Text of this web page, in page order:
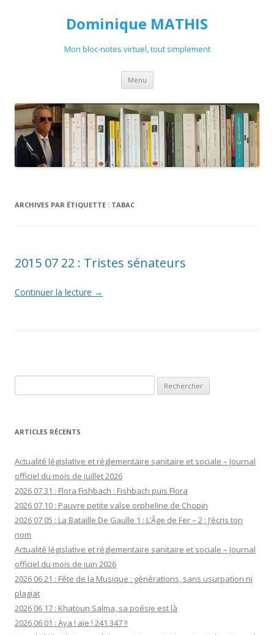
Dominique MATHIS
Mon bloc-notes virtuel, tout simplement
Menu Aller
contenu
ARCHIVES PAR ÉTIQUETTE : TABAC
2015 07 22 : Tristes sénateurs
Continuer la lecture →
ARTICLES RÉCENTS
Actualité législative et réglementaire sanitaire et sociale – Journal
officiel du mois de juillet 2026
2026 07 31 : Flora Fishbach : Fishbach puis Flora
2026 07 10 : Pauvre petite valse orpheline de Chopin
2026 07 05 : La Bataille De Gaulle 1 : L’Âge de Fer – 2 : J’écris ton
nom
Actualité législative et réglementaire sanitaire et sociale – Journal
officiel du mois de juin 2026
2026 06 21 : Fête de la Musique : générations, sans usurpation ni
plagiat
2026 06 17 : Khatoun Salma, sa poésie est là
2026 06 01 : Aya ! aïe ! 241 347 !!